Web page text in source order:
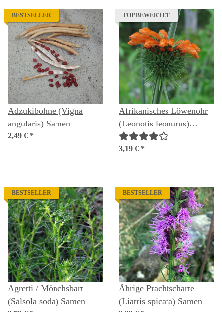
BESTSELLER
Adzukibohne (Vigna
angularis) Samen
2,49 € *
TOP BEWERTET
Afrikanisches Löwenohr
(Leonotis leonurus)
Samen
3,19 € *
BESTSELLER
Agretti / Mönchsbart
(Salsola soda) Samen
BESTSELLER
Ährige Prachtscharte
(Liatris spicata) Samen